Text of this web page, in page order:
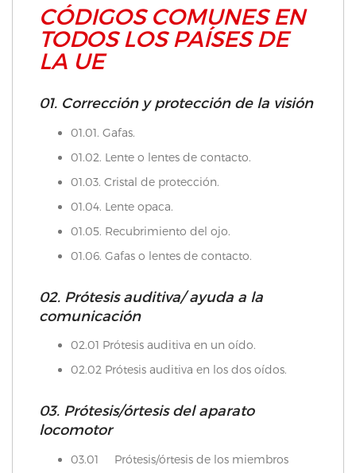
CÓDIGOS COMUNES EN
TODOS LOS PAÍSES DE
LA UE
01. Corrección y protección de la visión
01.01. Gafas.
01.02. Lente o lentes de contacto.
01.03. Cristal de protección.
01.04. Lente opaca.
01.05. Recubrimiento del ojo.
01.06. Gafas o lentes de contacto.
02. Prótesis auditiva/ ayuda a la
comunicación
02.01 Prótesis auditiva en un oído.
02.02 Prótesis auditiva en los dos oídos.
03. Prótesis/órtesis del aparato
locomotor
03.01 Prótesis/órtesis de los miembros